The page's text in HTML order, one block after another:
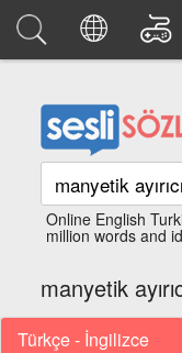
Online English
million words and
manyetik
Türkçe - İngilizce